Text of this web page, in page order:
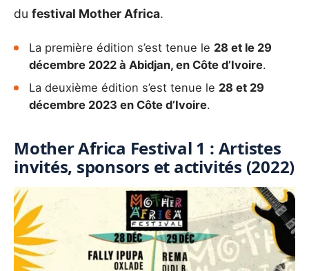
du festival Mother Africa.
La première édition s’est tenue le 28 et le 29
décembre 2022 à Abidjan, en Côte d’Ivoire.
La deuxième édition s’est tenue le 28 et 29
décembre 2023 en Côte d’Ivoire.
Mother Africa Festival 1 : Artistes
invités, sponsors et activités (2022)